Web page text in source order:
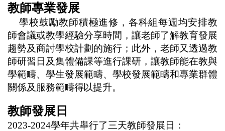
教師專業發展
學校鼓勵教師積極進修，各科組每週均安排教
師會議或教學經驗分享時間，讓老師了解教育發展
趨勢及商討學校計劃的施行；此外，老師又透過教
師研習日及集體備課等進行課研，讓教師能在教與
學範疇、學生發展範疇、學校發展範疇和專業群體
關係及服務範疇得以提升。
教師發展日
2023-2024學年共舉行了三天教師發展日：